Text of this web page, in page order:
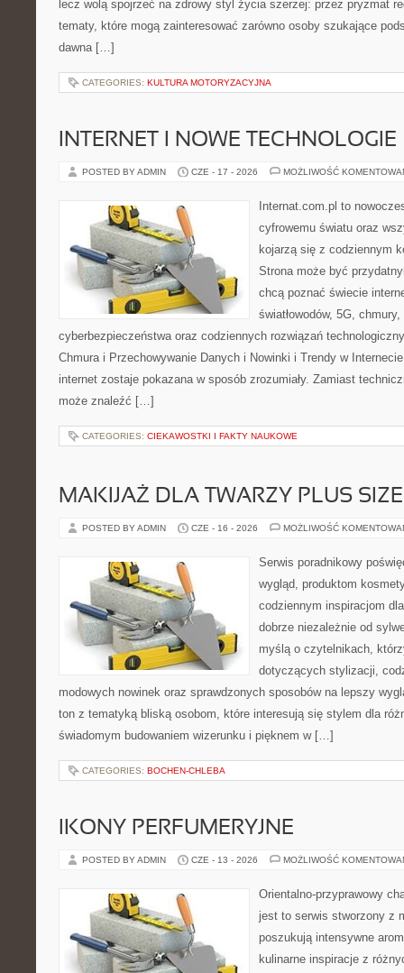
lecz wolą spojrzeć na zdrowy styl życia szerzej: przez pryzmat
tematy, które mogą zainteresować zarówno osoby szukające
dawna […]
CATEGORIES: KULTURA MOTORYZACYJNA
INTERNET I NOWE TECHNOLOGIE
POSTED BY ADMIN CZE - 17 - 2026 MOŻLIWOŚĆ
Internat.com.pl to
cyfrowemu światu oraz
kojarzą się z codziennym
Strona może być
chcą poznać świecie
światłowodów, 5G,
cyberbezpieczeństwa oraz codziennych rozwiązań
Chmura i Przechowywanie Danych i Nowinki i Trendy w
internet zostaje pokazana w sposób zrozumiały. Zamiast
może znaleźć […]
CATEGORIES: CIEKAWOSTKI I FAKTY NAUKOWE
MAKIJAŻ DLA TWARZY PLUS SIZE
POSTED BY ADMIN CZE - 16 - 2026 MOŻLIWOŚĆ
Serwis poradnikowy
wygląd, produktom
codziennym inspiracjom
dobrze niezależnie od
myślą o czytelnikach,
dotyczących stylizacji,
modowych nowinek oraz sprawdzonych sposobów na lepszy
ton z tematyką bliską osobom, które interesują się stylem dla
świadomym budowaniem wizerunku i pięknem w […]
CATEGORIES: BOCHEN-CHLEBA
IKONY PERFUMERYJNE
POSTED BY ADMIN CZE - 13 - 2026 MOŻLIWOŚĆ
Orientalno-przyprawowy
jest to serwis stworzony z
poszukują intensywne
kulinarne inspiracje z